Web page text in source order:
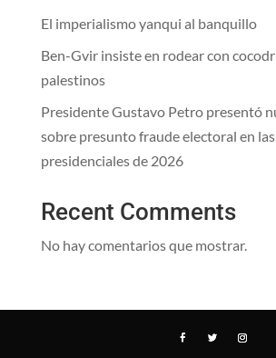
El imperialismo yanqui al banquillo
Ben-Gvir insiste en rodear con
palestinos
Presidente Gustavo Petro presentó
sobre presunto fraude electoral en
presidenciales de 2026
Recent Comments
No hay comentarios que mostrar.